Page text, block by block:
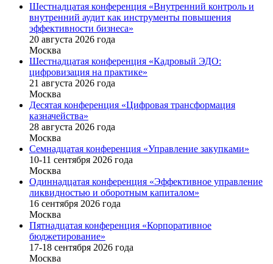
Шестнадцатая конференция «Внутренний контроль и
внутренний аудит как инструменты повышения
эффективности бизнеса»
20 августа 2026 года
Москва
Шестнадцатая конференция «Кадровый ЭДО:
цифровизация на практике»
21 августа 2026 года
Москва
Десятая конференция «Цифровая трансформация
казначейства»
28 августа 2026 года
Москва
Семнадцатая конференция «Управление закупками»
10-11 сентября 2026 года
Москва
Одиннадцатая конференция «Эффективное управление
ликвидностью и оборотным капиталом»
16 cентября 2026 года
Москва
Пятнадцатая конференция «Корпоративное
бюджетирование»
17-18 сентября 2026 года
Москва